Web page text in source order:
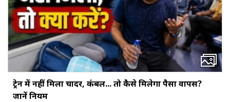
ट्रेन में नहीं मिला चादर, कंबल... तो कैसे मिलेगा पैसा वापस?
जानें नियम